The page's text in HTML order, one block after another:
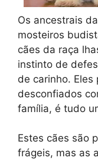
Os ancestrais
mosteiros
cães da raça
instinto de
de carinho. Eles
desconfiados
família, é tudo
Estes cães são
frágeis, mas as